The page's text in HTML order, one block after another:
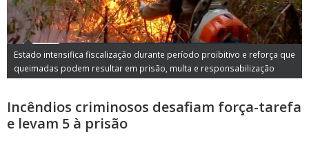
Estado intensifica fiscalização durante período proibitivo e reforça que
queimadas podem resultar em prisão, multa e responsabilização
Incêndios criminosos desafiam força-tarefa
e levam 5 à prisão